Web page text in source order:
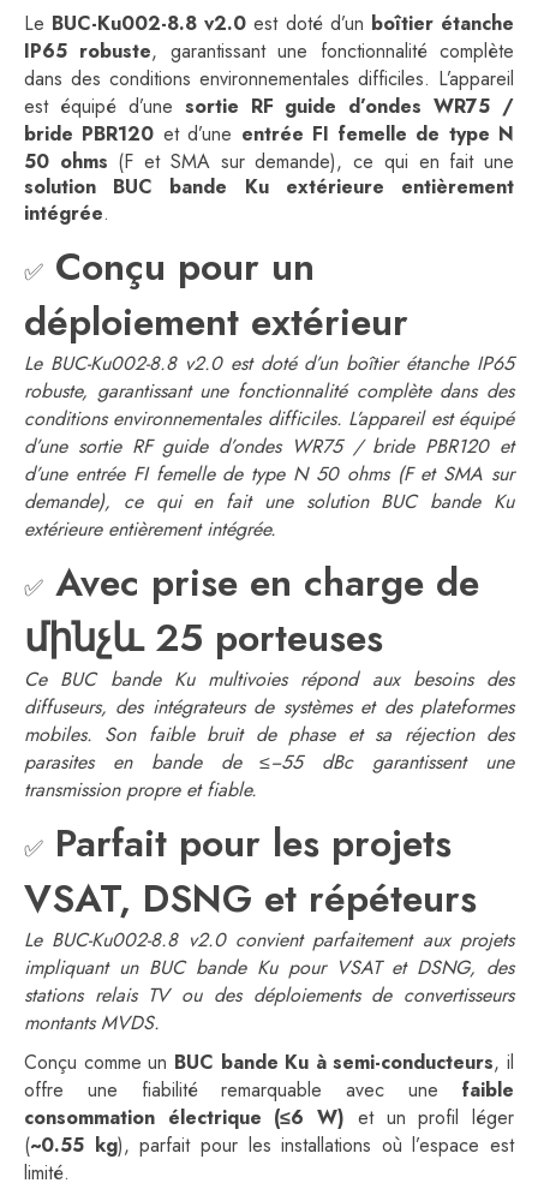
Le BUC-Ku002-8.8 v2.0 est doté d’un boîtier étanche
IP65 robuste, garantissant une fonctionnalité complète
dans des conditions environnementales difficiles. L’appareil
est équipé d’une sortie RF guide d’ondes WR75 /
bride PBR120 et d’une entrée FI femelle de type N
50 ohms (F et SMA sur demande), ce qui en fait une
solution BUC bande Ku extérieure entièrement
intégrée.
✅ Conçu pour un
déploiement extérieur
Le BUC-Ku002-8.8 v2.0 est doté d’un boîtier étanche IP65
robuste, garantissant une fonctionnalité complète dans des
conditions environnementales difficiles. L’appareil est équipé
d’une sortie RF guide d’ondes WR75 / bride PBR120 et
d’une entrée FI femelle de type N 50 ohms (F et SMA sur
demande), ce qui en fait une solution BUC bande Ku
extérieure entièrement intégrée.
✅ Avec prise en charge de
մինչև 25 porteuses
Ce BUC bande Ku multivoies répond aux besoins des
diffuseurs, des intégrateurs de systèmes et des plateformes
mobiles. Son faible bruit de phase et sa réjection des
parasites en bande de ≤−55 dBc garantissent une
transmission propre et fiable.
✅ Parfait pour les projets
VSAT, DSNG et répéteurs
Le BUC-Ku002-8.8 v2.0 convient parfaitement aux projets
impliquant un BUC bande Ku pour VSAT et DSNG, des
stations relais TV ou des déploiements de convertisseurs
montants MVDS.
Conçu comme un BUC bande Ku à semi-conducteurs, il
offre une fiabilité remarquable avec une faible
consommation électrique (≤6 W) et un profil léger
(~0.55 kg), parfait pour les installations où l’espace est
limité.